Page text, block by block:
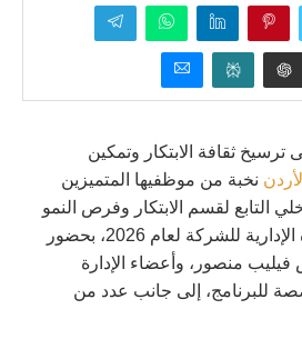
ترسيخ ثقافة الابتكار وتمكين
الأردن نخبة من موظفيها المتميزين
التابع لقسم الابتكار وفرص النمو
(IGO)، وذلك خلال الندوة الإدارية للشركة لعام 2026، بحضور
فيليب منصور، وأعضاء الإدارة
للبرنامج، إلى جانب عدد من